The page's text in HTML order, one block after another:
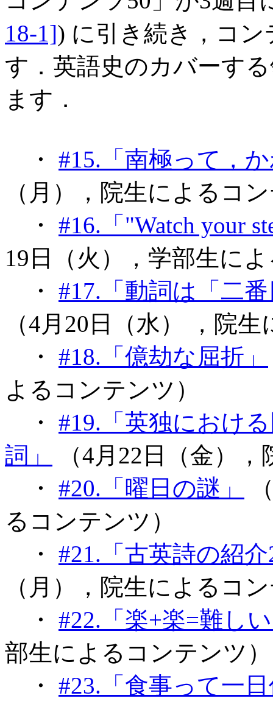
18-1]) に引き続き，コ
す．英語史のカバーす
ます．
・ #15.「南極って，
（月），院生によるコ
・ #16.「"Watch your
19日（火），学部生に
・ #17.「動詞は「二
（4月20日（水） ，院
・ #18.「億劫な屈折」
よるコンテンツ）
・ #19.「英独におけ
詞」
（4月22日（金）
・ #20.「曜日の謎」
るコンテンツ）
・ #21.「古英詩の紹
（月），院生によるコ
・ #22.「楽+楽=難し
部生によるコンテンツ）
・ #23.「食事って一